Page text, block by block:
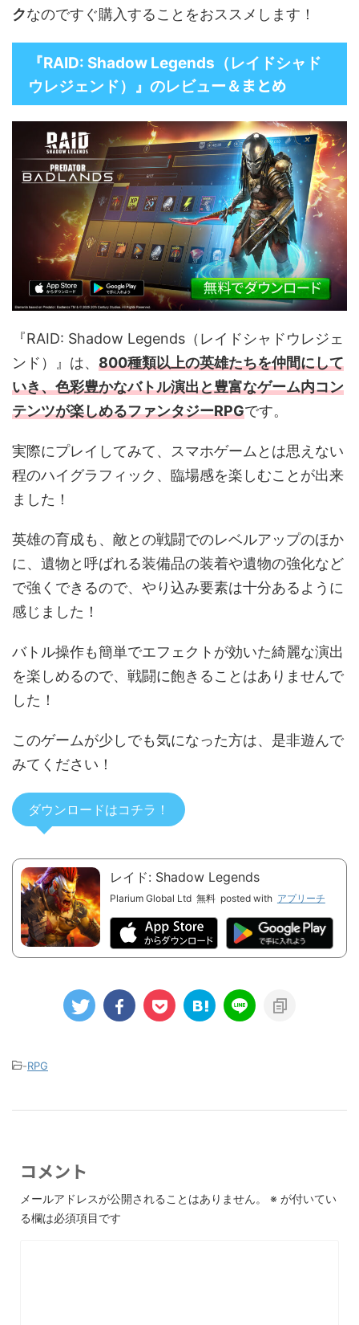
クなのですぐ購入することをおススメします！
『RAID: Shadow Legends（レイドシャド
ウレジェンド）』のレビュー＆ まとめ
『RAID: Shadow Legends（レイドシャドウレジェ
ンド）』は、 800種類以上の英雄たちを仲間にして
いき、色彩豊かなバトル演出と豊富なゲーム内コン
テンツが楽しめるファンタジーRPGです。
実際にプレイしてみて、スマホゲームとは思えない
程のハイグラフィック、臨場感を楽しむことが出来
ました！
英雄の育成も、敵との戦闘でのレベルアップのほか
に、遺物と呼ばれる装備品の装着や遺物の強化など
で強くできるので、やり込み要素は十分あるように
感じました！
バトル操作も簡単でエフェクトが効いた綺麗な演出
を楽しめるので、戦闘に飽きることはありませんで
した！
このゲームが少しでも気になった方は、是非遊んで
みてください！
ダウンロードはコチラ！
レイド: Shadow Legends
Plarium Global Ltd 無料 posted with アプリーチ
-RPG
コメント
メールアドレスが公開されることはありません。 ※ が付いてい
る欄は必須項目です